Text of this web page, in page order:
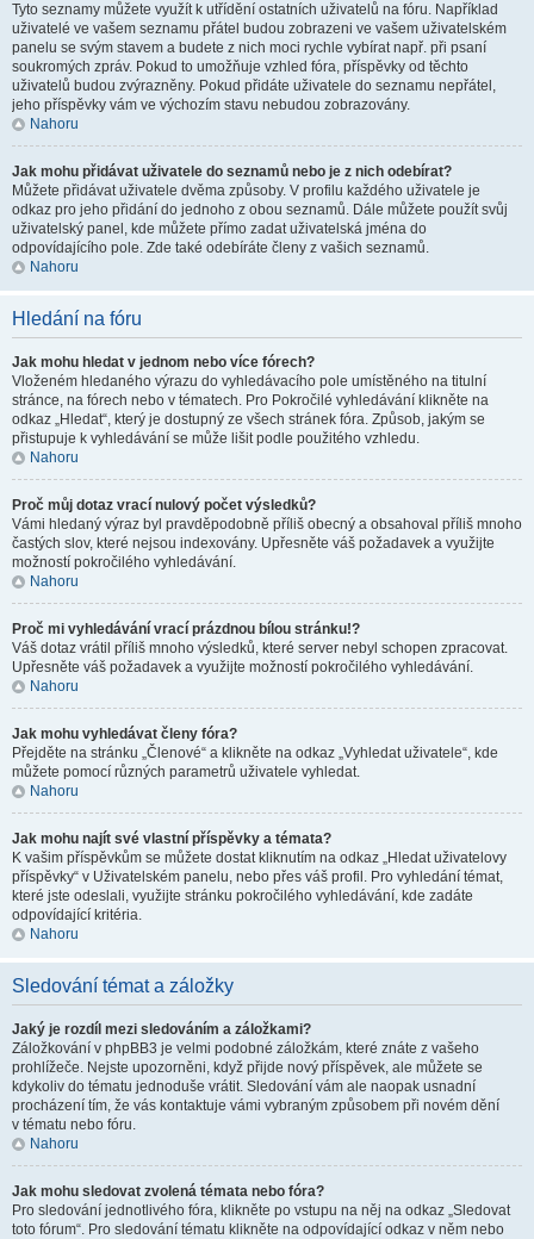
Tyto seznamy můžete využít k utřídění ostatních uživatelů na fóru. Například
uživatelé ve vašem seznamu přátel budou zobrazeni ve vašem uživatelském
panelu se svým stavem a budete z nich moci rychle vybírat např. při psaní
soukromých zpráv. Pokud to umožňuje vzhled fóra, příspěvky od těchto
uživatelů budou zvýrazněny. Pokud přidáte uživatele do seznamu nepřátel,
jeho příspěvky vám ve výchozím stavu nebudou zobrazovány.
Nahoru
Jak mohu přidávat uživatele do seznamů nebo je z nich odebírat?
Můžete přidávat uživatele dvěma způsoby. V profilu každého uživatele je
odkaz pro jeho přidání do jednoho z obou seznamů. Dále můžete použít svůj
uživatelský panel, kde můžete přímo zadat uživatelská jména do
odpovídajícího pole. Zde také odebíráte členy z vašich seznamů.
Nahoru
Hledání na fóru
Jak mohu hledat v jednom nebo více fórech?
Vloženém hledaného výrazu do vyhledávacího pole umístěného na titulní
stránce, na fórech nebo v tématech. Pro Pokročilé vyhledávání klikněte na
odkaz „Hledat“, který je dostupný ze všech stránek fóra. Způsob, jakým se
přistupuje k vyhledávání se může lišit podle použitého vzhledu.
Nahoru
Proč můj dotaz vrací nulový počet výsledků?
Vámi hledaný výraz byl pravděpodobně příliš obecný a obsahoval příliš mnoho
častých slov, které nejsou indexovány. Upřesněte váš požadavek a využijte
možností pokročilého vyhledávání.
Nahoru
Proč mi vyhledávání vrací prázdnou bílou stránku!?
Váš dotaz vrátil příliš mnoho výsledků, které server nebyl schopen zpracovat.
Upřesněte váš požadavek a využijte možností pokročilého vyhledávání.
Nahoru
Jak mohu vyhledávat členy fóra?
Přejděte na stránku „Členové“ a klikněte na odkaz „Vyhledat uživatele“, kde
můžete pomocí různých parametrů uživatele vyhledat.
Nahoru
Jak mohu najít své vlastní příspěvky a témata?
K vašim příspěvkům se můžete dostat kliknutím na odkaz „Hledat uživatelovy
příspěvky“ v Uživatelském panelu, nebo přes váš profil. Pro vyhledání témat,
které jste odeslali, využijte stránku pokročilého vyhledávání, kde zadáte
odpovídající kritéria.
Nahoru
Sledování témat a záložky
Jaký je rozdíl mezi sledováním a záložkami?
Záložkování v phpBB3 je velmi podobné záložkám, které znáte z vašeho
prohlížeče. Nejste upozorněni, když přijde nový příspěvek, ale můžete se
kdykoliv do tématu jednoduše vrátit. Sledování vám ale naopak usnadní
procházení tím, že vás kontaktuje vámi vybraným způsobem při novém dění
v tématu nebo fóru.
Nahoru
Jak mohu sledovat zvolená témata nebo fóra?
Pro sledování jednotlivého fóra, klikněte po vstupu na něj na odkaz „Sledovat
toto fórum“. Pro sledování tématu klikněte na odpovídající odkaz v něm nebo